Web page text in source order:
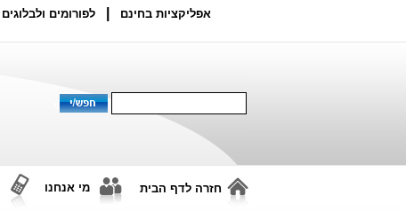
אפליקציות בחינם לפורומים ולבלוגים
חזרה לדף הבית מי אנחנו